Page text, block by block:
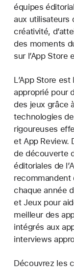
équipes
aux utilisateurs
créativité,
des moments
sur l’App Store
L’App Store
approprié pour
des jeux grâce
technologies
rigoureuses
et App Review.
de découverte
éditoriales de
recommandent
chaque année
et Jeux pour
meilleur des
intégrés aux
interviews
Découvrez les